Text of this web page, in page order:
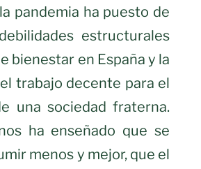
pandemia ha puesto de
estructurales
bienestar en España y la
trabajo decente para el
una sociedad fraterna.
ha enseñado que se
menos y mejor, que el